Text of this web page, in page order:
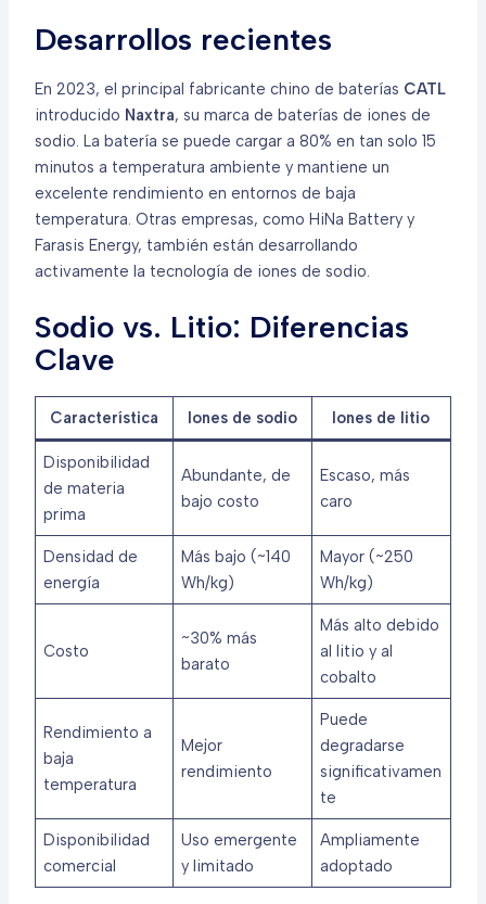
Desarrollos recientes
En 2023, el principal fabricante chino de baterías CATL
introducido Naxtra, su marca de baterías de iones de
sodio. La batería se puede cargar a 80% en tan solo 15
minutos a temperatura ambiente y mantiene un
excelente rendimiento en entornos de baja
temperatura. Otras empresas, como HiNa Battery y
Farasis Energy, también están desarrollando
activamente la tecnología de iones de sodio.
Sodio vs. Litio: Diferencias
Clave
Característica Iones de sodio Iones de litio
Disponibilidad
de materia
prima
Abundante, de
bajo costo
Escaso, más
caro
Densidad de
energía
Más bajo (~140
Wh/kg)
Mayor (~250
Wh/kg)
Costo
~30% más
barato
Más alto debido
al litio y al
cobalto
Rendimiento a
baja
temperatura
Mejor
rendimiento
Puede
degradarse
significativamen
te
Disponibilidad
comercial
Uso emergente
y limitado
Ampliamente
adoptado